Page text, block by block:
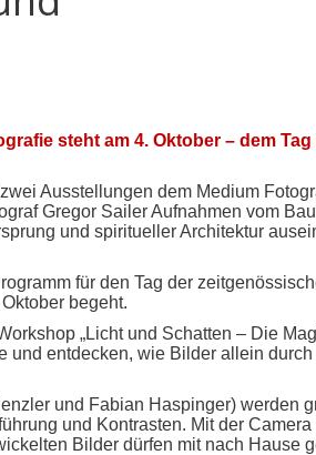
steht am 4. Oktober – dem
Ausstellungen dem Medium
Gregor Sailer Aufnahmen vom
und spiritueller Architektur
für den Tag der
begeht.
„Licht und Schatten – Die
und entdecken, wie Bilder allein
und Fabian Haspinger) werden
und Kontrasten. Mit der
Bilder dürfen mit nach Hause